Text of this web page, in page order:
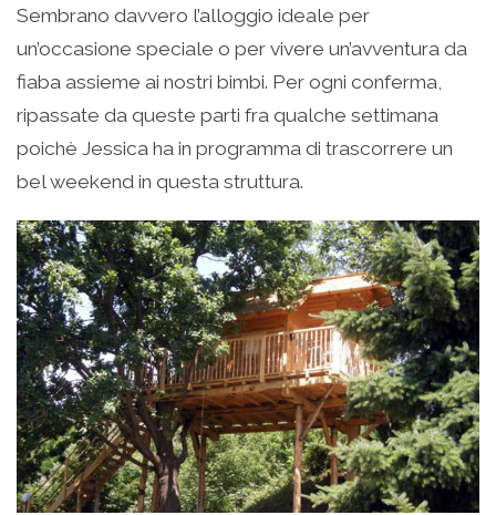
Sembrano davvero l’alloggio ideale per
un’occasione speciale o per vivere un’avventura da
fiaba assieme ai nostri bimbi. Per ogni conferma,
ripassate da queste parti fra qualche settimana
poichè Jessica ha in programma di trascorrere un
bel weekend in questa struttura.